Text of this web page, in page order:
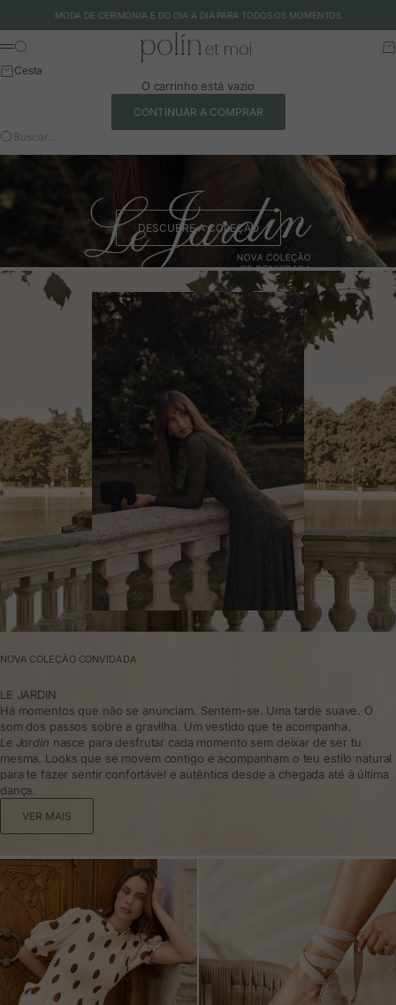
MODA DE CERIMÓNIA E DO DIA A DIA PARA TODOS OS MOMENTOS
Polín et moi - EU
Menu
Buscar
Cesta
O carrinho está vazio
CONTINUAR A COMPRAR
Buscar…
DESCUBRE A COLEÇÃO
Ir para o
Ir para
NOVA COLEÇÃO CONVIDADA
LE JARDIN
Há momentos que não se anunciam. Sentem-se. Uma tarde suave. O
som dos passos sobre a gravilha. Um vestido que te acompanha.
Le Jardin nasce para desfrutar cada momento sem deixar de ser tu
mesma. Looks que se movem contigo e acompanham o teu estilo natural
para te fazer sentir confortável e autêntica desde a chegada até à última
dança.
VER MAIS